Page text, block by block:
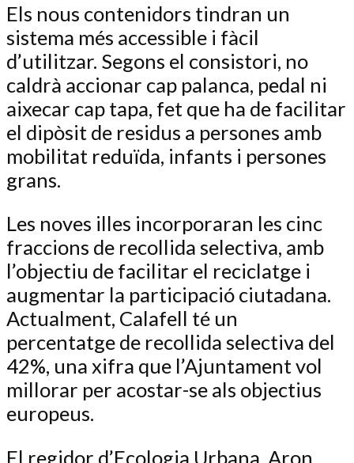
Els nous contenidors tindran un
sistema més accessible i fàcil
d’utilitzar. Segons el consistori, no
caldrà accionar cap palanca, pedal ni
aixecar cap tapa, fet que ha de facilitar
el dipòsit de residus a persones amb
mobilitat reduïda, infants i persones
grans.
Les noves illes incorporaran les cinc
fraccions de recollida selectiva, amb
l’objectiu de facilitar el reciclatge i
augmentar la participació ciutadana.
Actualment, Calafell té un
percentatge de recollida selectiva del
42%, una xifra que l’Ajuntament vol
millorar per acostar-se als objectius
europeus.
El regidor d’Ecologia Urbana, Aron